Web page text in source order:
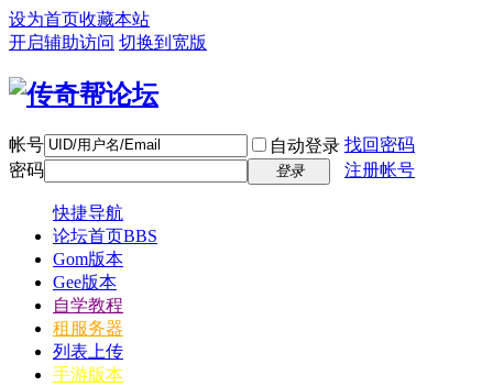
设为首页收藏本站
开启辅助访问 切换到宽版
帐号 自动登录 找回密码
密码
登录 注册帐号
快捷导航
论坛首页BBS
Gom版本
Gee版本
自学教程
租服务器
列表上传
手游版本